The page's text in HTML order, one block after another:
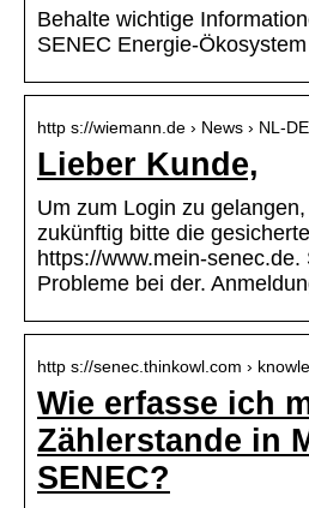
Behalte wichtige
SENEC Energie-
http s://wiemann.de › News › NL-
Lieber Kunde,
Um zum Login zu
zukünftig bitte die
https://www.mein-senec.de.
Probleme bei der.
http s://senec.thinkowl.com ›
Wie erfasse ich
Zählerstande in
SENEC?